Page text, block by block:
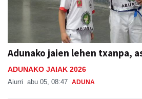
Adunako jaien lehen txanpa,
ADUNAKO JAIAK 2026
Aiurri abu 05, 08:47 ADUNA